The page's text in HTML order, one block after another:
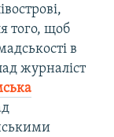
того, щоб
в
журналіст